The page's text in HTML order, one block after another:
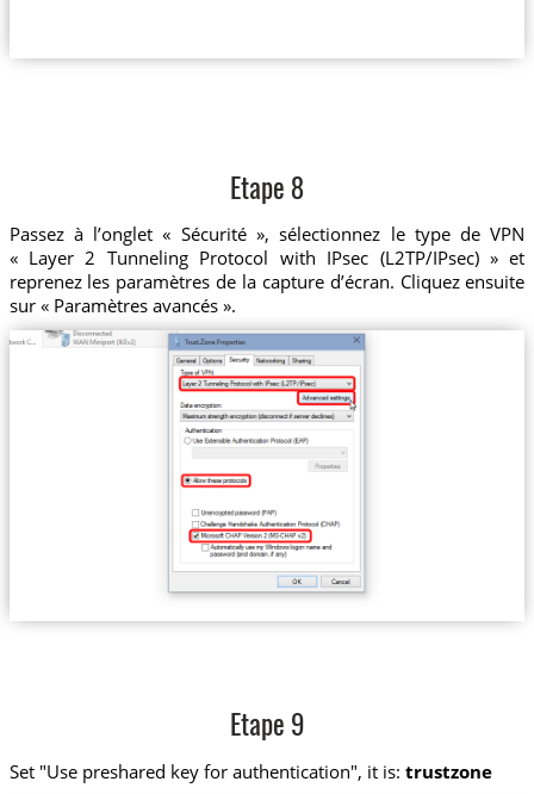
Etape 8
Passez à l’onglet « Sécurité », sélectionnez le type de VPN
« Layer 2 Tunneling Protocol with IPsec (L2TP/IPsec) » et
reprenez les paramètres de la capture d’écran. Cliquez ensuite
sur « Paramètres avancés ».
Etape 9
Set "Use preshared key for authentication", it is: trustzone